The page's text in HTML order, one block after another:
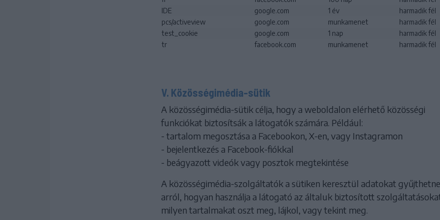
IDE
google.com 1 év
harmadik fél
pcs/activeview
google.com munkamenet
harmadik fél
test_cookie
google.com 1 nap
harmadik fél
tr
facebook.com munkamenet harmadik fél
V. Közösségimédia-sütik
A közösségimédia-sütik célja, hogy a weboldalon elérhető közösségi
funkciókat biztosítsák a látogatók számára. Például:
- tartalom megosztása a Facebookon, X-en, vagy Instagramon
- bejelentkezés a Facebook-fiókkal
- beágyazott videók vagy posztok megtekintése
A közösségimédia-szolgáltatók a sütiken keresztül adatokat
arról, hogyan használja a látogató az általuk biztosított
milyen tartalmakat oszt meg, lájkol, vagy tekint meg.